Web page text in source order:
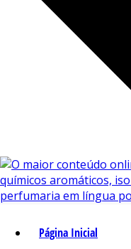
Página Inicial